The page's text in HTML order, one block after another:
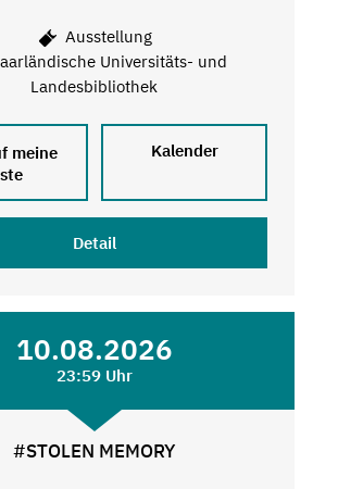
Ausstellung
Universitäts- und
Landesbibliothek
meine
Kalender
Detail
10.08.2026
23:59 Uhr
#STOLEN MEMORY